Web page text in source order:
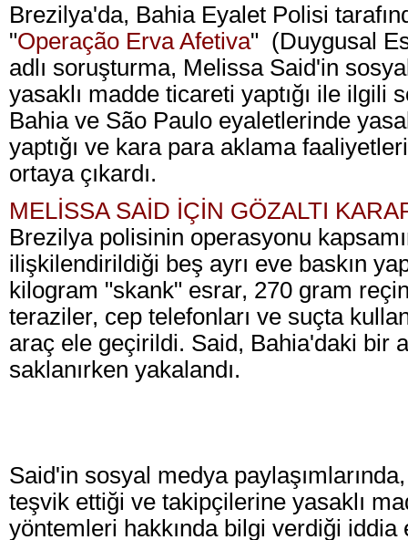
Brezilya'da, Bahia Eyalet Polisi
"Operação Erva Afetiva" (Duygusal
adlı soruşturma, Melissa Said'in
yasaklı madde ticareti yaptığı ile ilgili
Bahia ve São Paulo eyaletlerinde
yaptığı ve kara para aklama
ortaya çıkardı.
MELİSSA SAİD İÇİN GÖZALTI
Brezilya polisinin operasyonu
ilişkilendirildiği beş ayrı eve baskın
kilogram "skank" esrar, 270 gram
teraziler, cep telefonları ve suçta
araç ele geçirildi. Said, Bahia'daki bir
saklanırken yakalandı.
Said'in sosyal medya paylaşımlarında,
teşvik ettiği ve takipçilerine yasaklı
yöntemleri hakkında bilgi verdiği iddia